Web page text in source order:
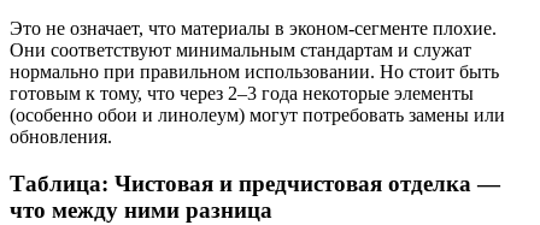
Это не означает, что материалы в эконом-сегменте плохие.
Они соответствуют минимальным стандартам и служат
нормально при правильном использовании. Но стоит быть
готовым к тому, что через 2–3 года некоторые элементы
(особенно обои и линолеум) могут потребовать замены или
обновления.
Таблица: Чистовая и предчистовая отделка —
что между ними разница